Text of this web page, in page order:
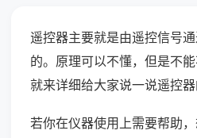
遥控器主要就是由遥控信号
的。原理可以不懂，但是不
就来详细给大家说一说遥控器
若你在仪器使用上需要帮助